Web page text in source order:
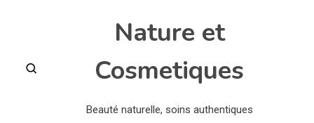
Nature et
Cosmetiques
Beauté naturelle, soins authentiques